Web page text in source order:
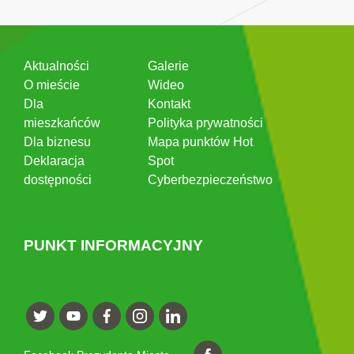
Aktualności
O mieście
Dla
mieszkańców
Dla biznesu
Deklaracja
dostępności
Galerie
Wideo
Kontakt
Polityka prywatności
Mapa punktów Hot
Spot
Cyberbezpieczeństwo
PUNKT INFORMACYJNY